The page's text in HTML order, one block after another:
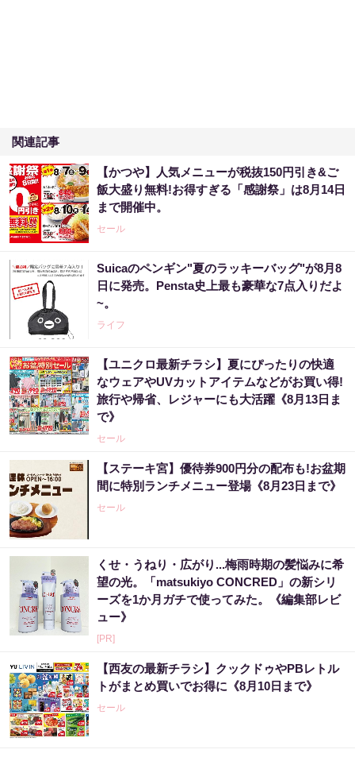
関連記事
【かつや】人気メニューが税抜150円引き&ご
飯大盛り無料!お得すぎる「感謝祭」は8月14日
まで開催中。
セール
Suicaのペンギン"夏のラッキーバッグ"が8月8
日に発売。Pensta史上最も豪華な7点入りだよ
~。
ライフ
【ユニクロ最新チラシ】夏にぴったりの快適
なウェアやUVカットアイテムなどがお買い得!
旅行や帰省、レジャーにも大活躍《8月13日ま
で》
セール
【ステーキ宮】優待券900円分の配布も!お盆期
間に特別ランチメニュー登場《8月23日まで》
セール
くせ・うねり・広がり...梅雨時期の髪悩みに希
望の光。「matsukiyo CONCRED」の新シリ
ーズを1か月ガチで使ってみた。《編集部レビ
ュー》
[PR]
【西友の最新チラシ】クックドゥやPBレトル
トがまとめ買いでお得に《8月10日まで》
セール